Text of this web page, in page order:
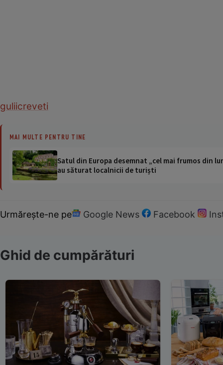
guliicreveti
MAI MULTE PENTRU TINE
Satul din Europa desemnat „cel mai frumos din
au săturat localnicii de turiști
Urmărește-ne pe Google News Facebook
Ghid de cumpărături